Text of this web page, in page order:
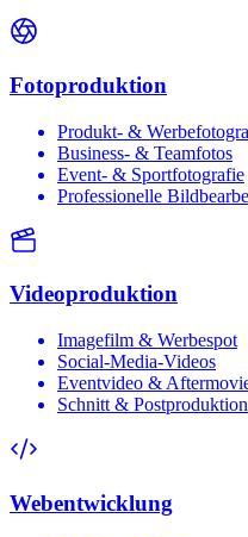
Fotoproduktion
Produkt- &
Business- & Teamfotos
Event- & Sportfotografie
Professionelle
Videoproduktion
Imagefilm & Werbespot
Social-Media-Videos
Eventvideo &
Schnitt & Postproduktion
Webentwicklung